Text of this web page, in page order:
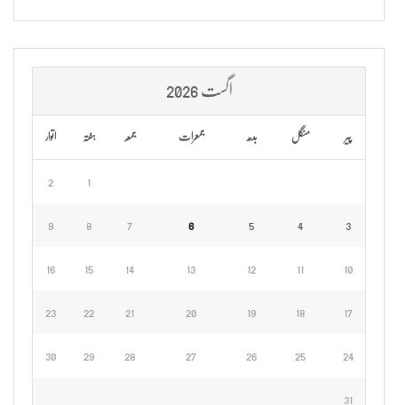
اگست 2026
پیر منگل بدھ جمعرات جمعہ ہفتہ اتوار
1
2
3
4
5
6
7
8
9
10
11
12
13
14
15
16
17
18
19
20
21
22
23
24
25
26
27
28
29
30
31